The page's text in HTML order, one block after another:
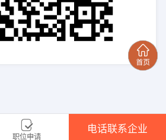
职位申请
电话联系企业